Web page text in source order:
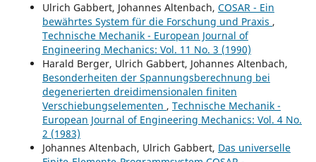
Ulrich Gabbert, Johannes Altenbach, COSAR - Ein
bewährtes System für die Forschung und Praxis ,
Technische Mechanik - European Journal of
Engineering Mechanics: Vol. 11 No. 3 (1990)
Harald Berger, Ulrich Gabbert, Johannes Altenbach,
Besonderheiten der Spannungsberechnung bei
degenerierten dreidimensionalen finiten
Verschiebungselementen , Technische Mechanik -
European Journal of Engineering Mechanics: Vol. 4 No.
2 (1983)
Johannes Altenbach, Ulrich Gabbert, Das universelle